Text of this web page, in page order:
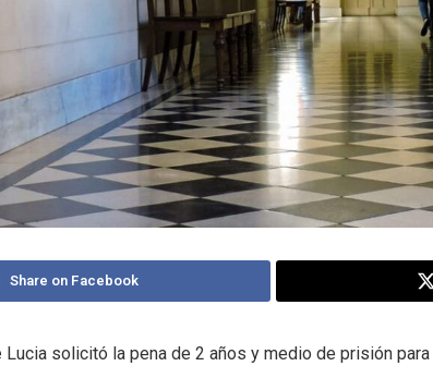
Share on Facebook
solicitó la pena de 2 años y medio de prisión